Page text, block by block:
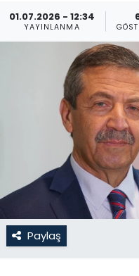
01.07.2026 - 12:34
YAYINLANMA
Paylaş
KKTC YEREL
Kültür Sanat
Magazin
Moda
Nöbetçi
Otomobil
Politika